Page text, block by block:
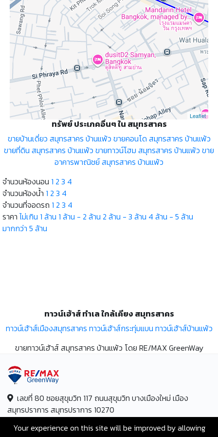
Leaflet
ทรัพย์ ประเภคอื่นๆ ใน สมุทรสาคร
ขายบ้านเดี่ยว สมุทรสาคร บ้านแพ้ว ขายคอนโด สมุทรสาคร บ้านแพ้ว
ขายที่ดิน สมุทรสาคร บ้านแพ้ว ขายทาวน์โฮม สมุทรสาคร บ้านแพ้ว ขาย
อาคารพาณิชย์ สมุทรสาคร บ้านแพ้ว
จำนวนห้องนอน 1 2 3 4
จำนวนห้องน้ำ 1 2 3 4
จำนวนที่จอดรถ 1 2 3 4
ราคา ไม่เกิน 1 ล้าน 1 ล้าน - 2 ล้าน 2 ล้าน - 3 ล้าน 4 ล้าน - 5 ล้าน
มากกว่า 5 ล้าน
ทาวน์เฮ้าส์ ทำเล ใกล้เคียง สมุทรสาคร
ทาวน์เฮ้าส์เมืองสมุทรสาคร ทาวน์เฮ้าส์กระทุ่มแบน ทาวน์เฮ้าส์บ้านแพ้ว
ขายทาวน์เฮ้าส์ สมุทรสาคร บ้านแพ้ว โดย RE/MAX GreenWay
เลขที่ 80 ซอยสุขุมวิท 117 ถนนสุขุมวิท บางเมืองใหม่ เมือง
สมุทรปราการ สมุทรปราการ 10270
Hotline:+66-2-840-2224, 081-638-9190
Your experience on this site will be improved by allowing